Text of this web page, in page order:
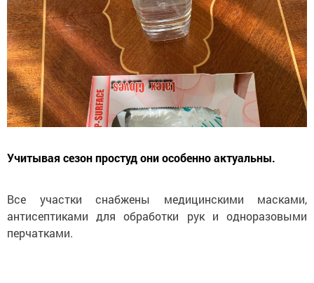
Учитывая сезон простуд они особенно актуальны.
Все участки снабжены медицинскими масками,
антисептиками для обработки рук и одноразовыми
перчатками.